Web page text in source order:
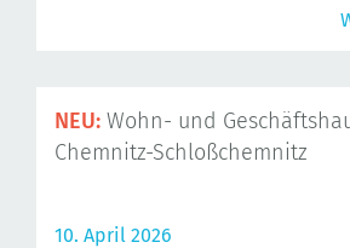
NEU: Wohn- und
Chemnitz-Schloßchemnitz
10. April 2026